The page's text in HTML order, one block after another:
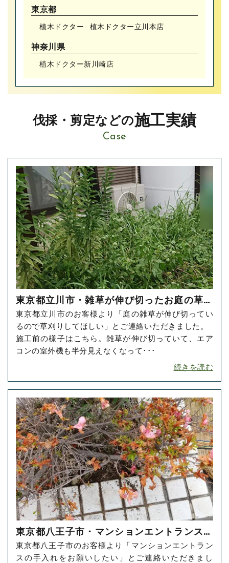
東京都
植木ドクター 植木ドクター⽴川本店
神奈川県
植木ドクター新川崎店
伐採・剪定などの施工実績
Case
東京都立川市・雑草が伸び切ったお庭の草刈
り・草抜きをご依頼いただきました！
東京都立川市のお客様より「庭の雑草が伸び切ってい
るので草刈りしてほしい」とご連絡いただきました。
施工前の様子はこちら。雑草が伸び切っていて、エア
コンの室外機も半分見えなくなって･･･
続きを読む
東京都八王子市・マンションエントランスの
お掃除をご依頼いただきました！
東京都八王子市のお客様より「マンションエントラン
スの手入れをお願いしたい」とご連絡いただきまし